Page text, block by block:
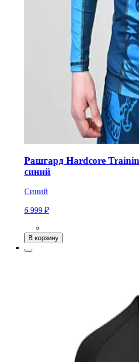
Рашгард Hardcore
синий
Синий
6 999 ₽
В корзину